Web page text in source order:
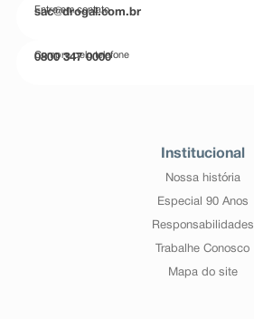
Entre em contato
sac@drogal.com.br
Compre pelo telefone
0800 347 0000
Institucional
Nossa história
Especial 90 Anos
Responsabilidades
Trabalhe Conosco
Mapa do site